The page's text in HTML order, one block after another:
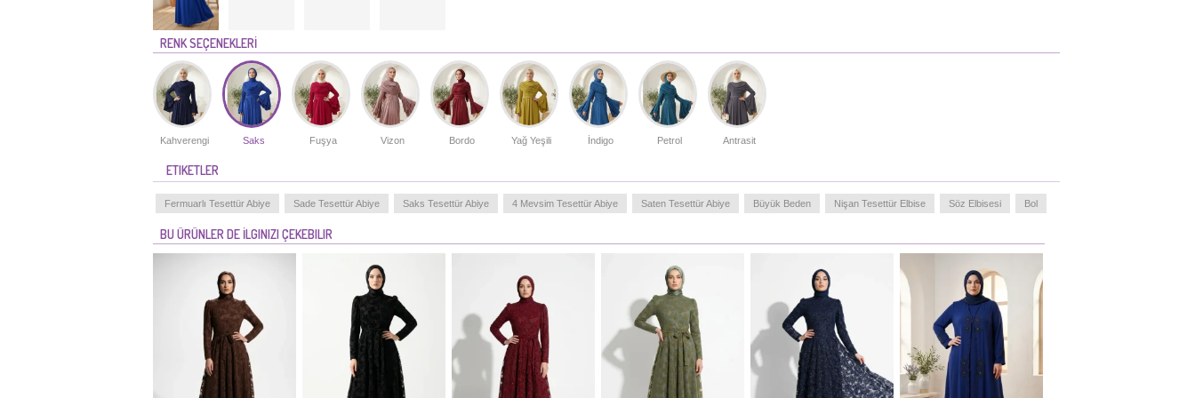
tamamlayarak sofistike bir stil oluşturabilirsiniz. Kumaşın
terletmeyen yapısı, uzun süreli kullanımlarda dahi
tazeliğinizi korumanıza yardımcı olur. Her detayında
kaliteyi hissedeceğiniz bu tasarım, gardırobunuzun en özel
parçası olmaya adaydır.
Türkiye'de üretilmiştir.
BASEN : 98,BEL: 66,GÖĞÜS: 90, BOY: 175,KILO: 59
RENK SEÇENEKLERİ
Kahverengi Saks Fuşya Vizon Bordo Yağ Yeşili İndigo Petrol Antrasit
ETIKETLER
Fermuarlı Tesettür Abiye Sade Tesettür Abiye Saks Tesettür Abiye 4 Mevsim Tesettür Abiye Saten Tesettür Abiye Büyük Beden Nişan Tesettür Elbise Söz Elbisesi Bol
BU ÜRÜNLER DE İLGINIZI ÇEKEBILIR